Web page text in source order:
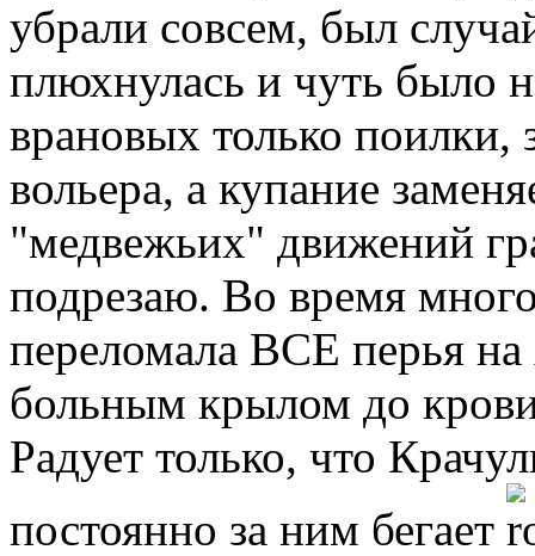
убрали совсем, был
плюхнулась и чуть было
врановых только поилки,
вольера, а купание
"медвежьих" движений
подрезаю. Во время
переломала ВСЕ перья на
больным крылом до
Радует только, что
постоянно за ним бегает